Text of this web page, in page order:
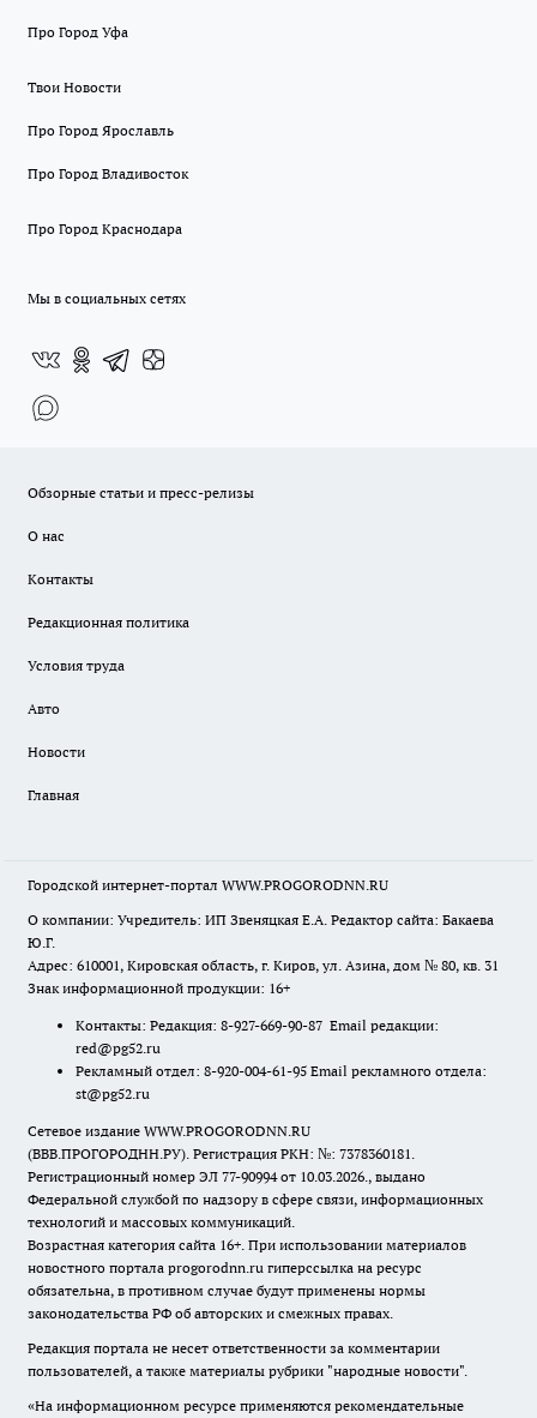
Про Город Уфа
Твои Новости
Про Город Ярославль
Про Город Владивосток
Про Город Краснодара
Мы в социальных сетях
Обзорные статьи и пресс-релизы
О нас
Контакты
Редакционная политика
Условия труда
Авто
Новости
Главная
Городской интернет-портал WWW.PROGORODNN.RU
О компании: Учредитель: ИП Звеняцкая Е.А. Редактор сайта: Бакаева
Ю.Г.
Адрес: 610001, Кировская область, г. Киров, ул. Азина, дом № 80, кв. 31
Знак информационной продукции: 16+
Контакты: Редакция: 8-927-669-90-87 Email редакции:
red@pg52.ru
Рекламный отдел: 8-920-004-61-95 Email рекламного отдела:
st@pg52.ru
Сетевое издание WWW.PROGORODNN.RU
(ВВВ.ПРОГОРОДНН.РУ). Регистрация РКН: №: 7378360181.
Регистрационный номер ЭЛ 77-90994 от 10.03.2026., выдано
Федеральной службой по надзору в сфере связи, информационных
технологий и массовых коммуникаций.
Возрастная категория сайта 16+. При использовании материалов
новостного портала progorodnn.ru гиперссылка на ресурс
обязательна, в противном случае будут применены нормы
законодательства РФ об авторских и смежных правах.
Редакция портала не несет ответственности за комментарии
пользователей, а также материалы рубрики "народные новости".
«На информационном ресурсе применяются рекомендательные